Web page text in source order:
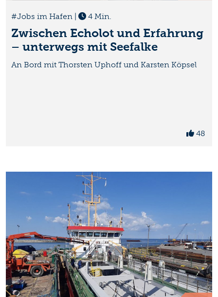
#Jobs im Hafen | 4 Min.
Zwischen Echolot und Erfahrung
– unterwegs mit Seefalke
An Bord mit Thorsten Uphoff und Karsten Köpsel
48